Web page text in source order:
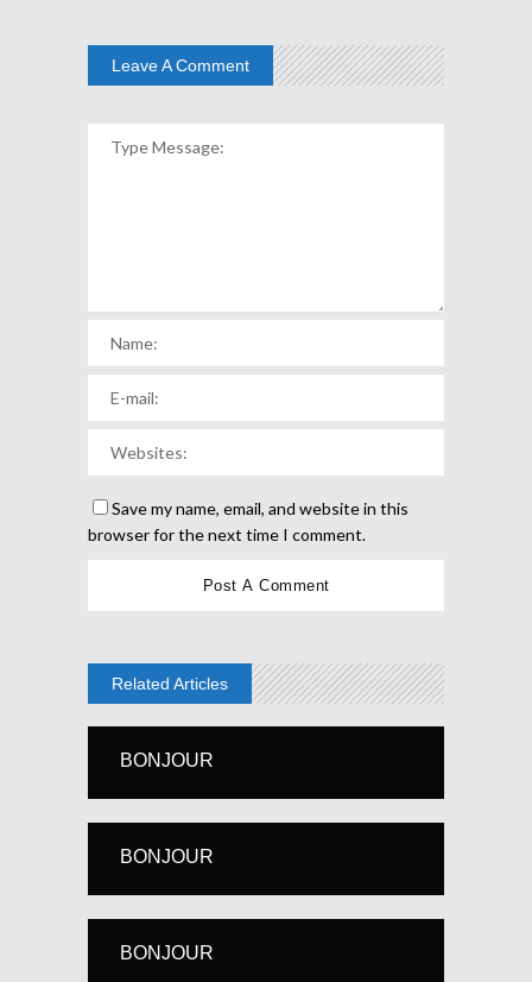
Leave A Comment
Save my name, email, and website in this
browser for the next time I comment.
Related Articles
BONJOUR
BONJOUR
BONJOUR